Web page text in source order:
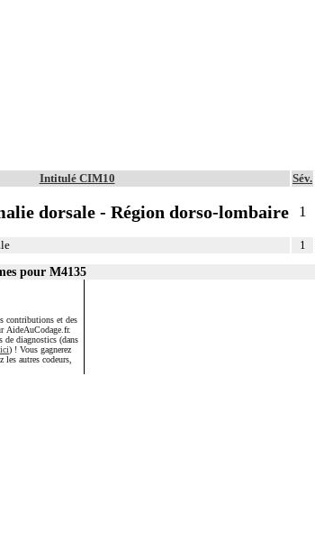
Intitulé CIM10 Sév.
dorsale - Région dorso-lombaire 1
1
pour M4135
contributions et des
AideAuCodage.fr.
de diagnostics (dans
ici) ! Vous gagnerez
les autres codeurs,